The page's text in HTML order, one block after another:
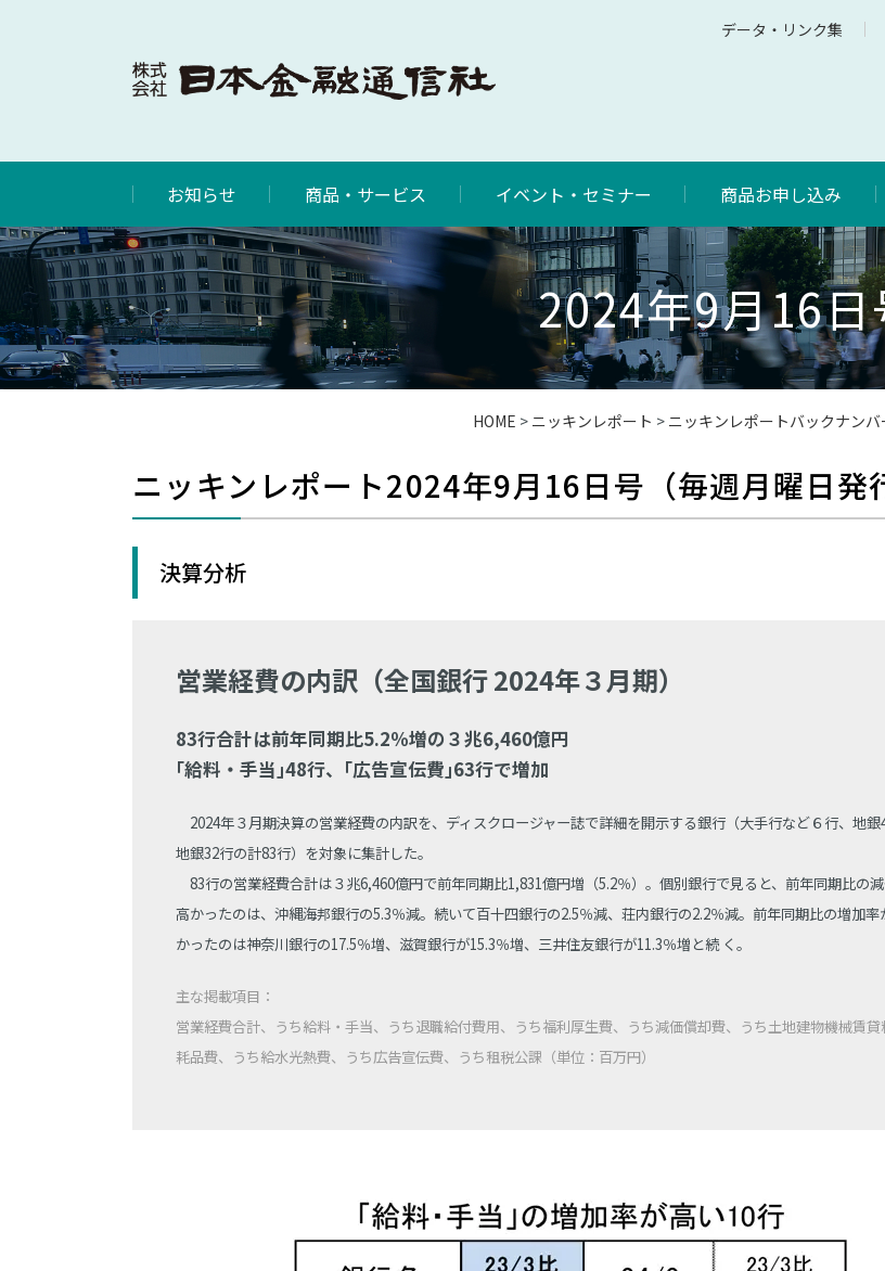
データ・リンク集
お知らせ 商品・サービス イベント・セミナー 商品お申し込み
2024年9月16日
HOME > ニッキンレポート > ニッキンレポートバックナンバ
ニッキンレポート2024年9月16日号（毎週月曜日発
決算分析
営業経費の内訳（全国銀行 2024年３月期）
83行合計は前年同期比5.2％増の３兆6,460億円
｢給料・手当｣48行、｢広告宣伝費｣63行で増加
2024年３月期決算の営業経費の内訳を、ディスクロージャー誌で詳細を開示する銀行（大手行など６行、地銀
地銀32行の計83行）を対象に集計した。
83行の営業経費合計は３兆6,460億円で前年同期比1,831億円増（5.2％）。個別銀行で見ると、前年同期比の
高かったのは、沖縄海邦銀行の5.3％減。続いて百十四銀行の2.5％減、荘内銀行の2.2％減。前年同期比の増加率
かったのは神奈川銀行の17.5％増、滋賀銀行が15.3％増、三井住友銀行が11.3％増と続 く。
主な掲載項目：
営業経費合計、うち給料・手当、うち退職給付費用、うち福利厚生費、うち減価償却費、うち土地建物機械賃
耗品費、うち給水光熱費、うち広告宣伝費、うち租税公課（単位：百万円）